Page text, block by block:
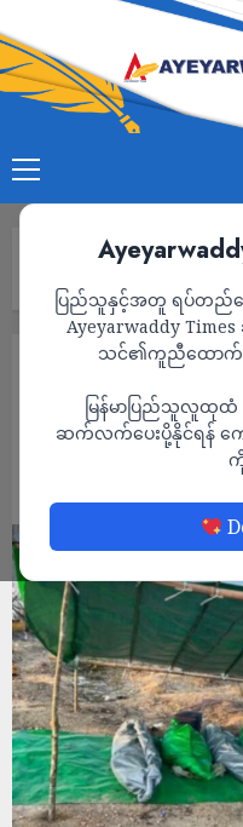
ပြည်သူနှင့်အတူ ရပ်တည်
Ayeyarwaddy
သင်၏ကူညီထောက်
မြန်မာပြည်သူလူထုထံ
ဆက်လက်ပေးပို့နိုင်ရန် ကျေ
တနိုင်းရှိ ရွှေမှော်မျ
ဒေသခံ ၁၅ဦးခန့်သ